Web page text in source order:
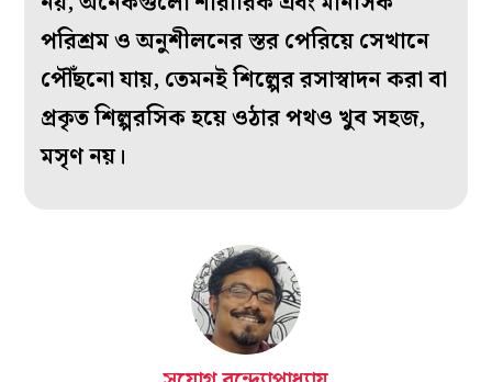
পরিশ্রম ও অনুশীলনের স্তর পেরিয়ে সেখানে
পৌঁছনো যায়, তেমনই শিল্পের রসাস্বাদন করা বা
প্রকৃত শিল্পরসিক হয়ে ওঠার পথও খুব সহজ,
মসৃণ নয়।